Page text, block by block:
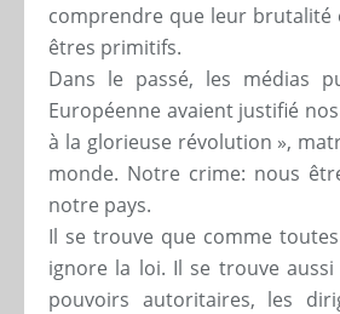
comprendre que leur
êtres primitifs.
Dans le passé, les médias
Européenne avaient justifié
à la glorieuse révolution »,
monde. Notre crime: nous
notre pays.
Il se trouve que comme
ignore la loi. Il se trouve
pouvoirs autoritaires, les